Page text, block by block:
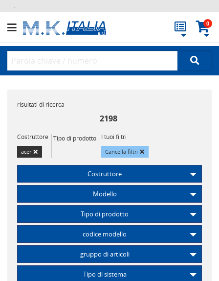
.
0
risultati di ricerca
2198
Costruttore
acer ×
Tipo di prodotto I tuoi filtri
Cancella filtri ×
Costruttore
Modello
Tipo di prodotto
codice modello
gruppo di articoli
Tipo di sistema